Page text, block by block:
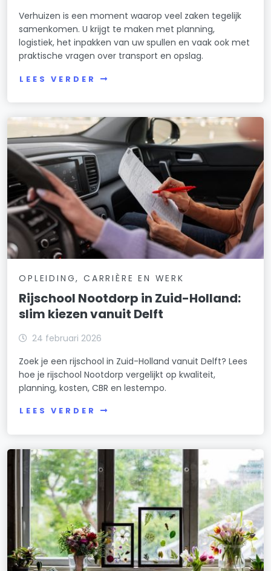
Verhuizen is een moment waarop veel zaken tegelijk
samenkomen. U krijgt te maken met planning,
logistiek, het inpakken van uw spullen en vaak ook met
praktische vragen over transport en opslag.
LEES VERDER
OPLEIDING, CARRIÈRE EN WERK
Rijschool Nootdorp in Zuid-Holland:
slim kiezen vanuit Delft
24 februari 2026
Zoek je een rijschool in Zuid-Holland vanuit Delft? Lees
hoe je rijschool Nootdorp vergelijkt op kwaliteit,
planning, kosten, CBR en lestempo.
LEES VERDER